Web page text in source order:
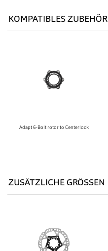
KOMPATIBLES ZUBEHÖR
Adapt 6-Bolt rotor to Centerlock
ZUSÄTZLICHE GRÖSSEN